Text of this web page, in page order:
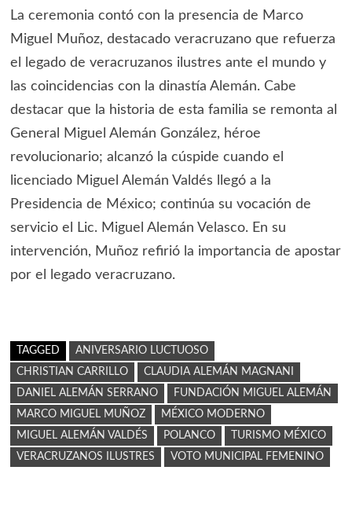
La ceremonia contó con la presencia de Marco
Miguel Muñoz, destacado veracruzano que refuerza
el legado de veracruzanos ilustres ante el mundo y
las coincidencias con la dinastía Alemán. Cabe
destacar que la historia de esta familia se remonta al
General Miguel Alemán González, héroe
revolucionario; alcanzó la cúspide cuando el
licenciado Miguel Alemán Valdés llegó a la
Presidencia de México; continúa su vocación de
servicio el Lic. Miguel Alemán Velasco. En su
intervención, Muñoz refirió la importancia de apostar
por el legado veracruzano.
TAGGED
ANIVERSARIO LUCTUOSO
CHRISTIAN CARRILLO
CLAUDIA ALEMÁN MAGNANI
DANIEL ALEMÁN SERRANO
FUNDACIÓN MIGUEL ALEMÁN
MARCO MIGUEL MUÑOZ
MÉXICO MODERNO
MIGUEL ALEMÁN VALDÉS
POLANCO
TURISMO MÉXICO
VERACRUZANOS ILUSTRES
VOTO MUNICIPAL FEMENINO